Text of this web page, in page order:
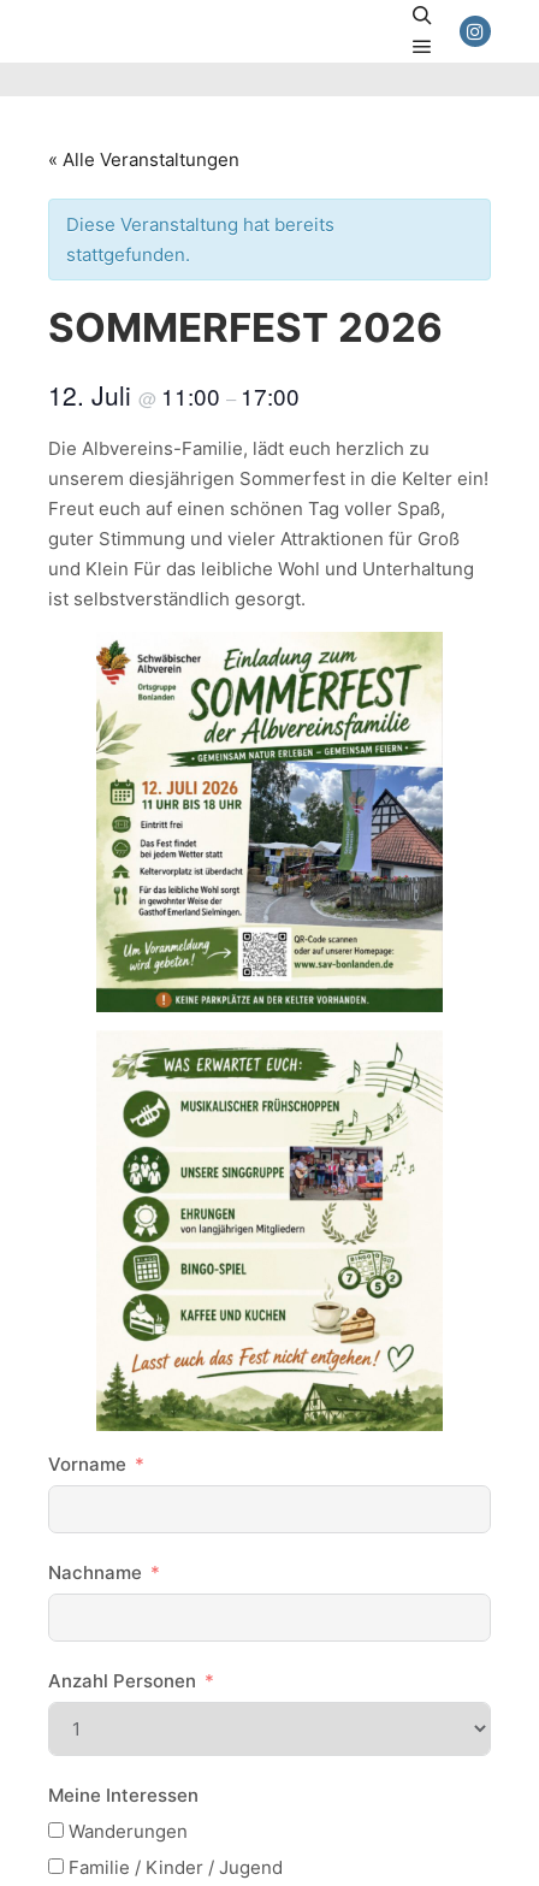
Suchen
« Alle Veranstaltungen
Diese Veranstaltung hat bereits
stattgefunden.
SOMMERFEST 2026
12. Juli @ 11:00 – 17:00
Die Albvereins-Familie, lädt euch herzlich zu
unserem diesjährigen Sommerfest in die Kelter ein!
Freut euch auf einen schönen Tag voller Spaß,
guter Stimmung und vieler Attraktionen für Groß
und Klein Für das leibliche Wohl und Unterhaltung
ist selbstverständlich gesorgt.
Vorname
Nachname
Anzahl Personen
Meine Interessen
Wanderungen
Familie / Kinder / Jugend